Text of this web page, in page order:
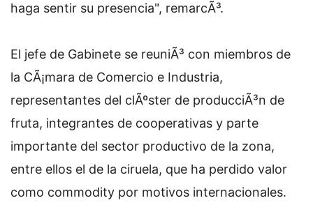
haga sentir su presencia", remarcÃ³.
El jefe de Gabinete se reuniÃ³ con miembros de
la CÃ¡mara de Comercio e Industria,
representantes del clÃºster de producciÃ³n de
fruta, integrantes de cooperativas y parte
importante del sector productivo de la zona,
entre ellos el de la ciruela, que ha perdido valor
como commodity por motivos internacionales.